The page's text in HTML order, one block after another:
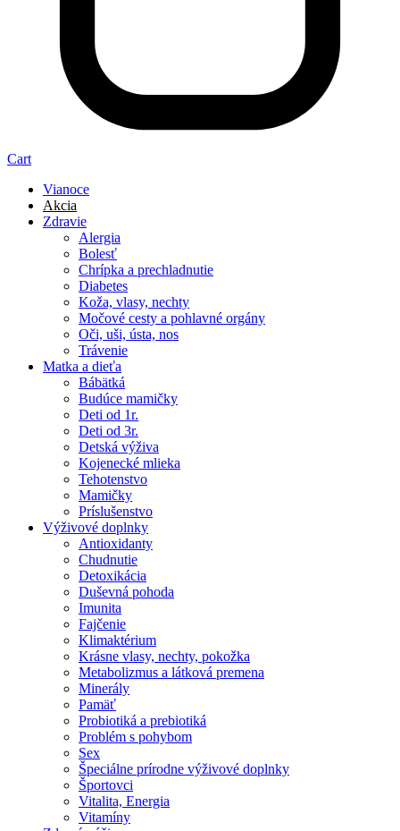
Cart
Vianoce
Akcia
Zdravie
Alergia
Bolesť
Chrípka a prechladnutie
Diabetes
Koža, vlasy, nechty
Močové cesty a pohlavné orgány
Oči, uši, ústa, nos
Trávenie
Matka a dieťa
Bábätká
Budúce mamičky
Deti od 1r.
Deti od 3r.
Detská výživa
Kojenecké mlieka
Tehotenstvo
Mamičky
Príslušenstvo
Výživové doplnky
Antioxidanty
Chudnutie
Detoxikácia
Duševná pohoda
Imunita
Fajčenie
Klimaktérium
Krásne vlasy, nechty, pokožka
Metabolizmus a látková premena
Minerály
Pamäť
Probiotiká a prebiotiká
Problém s pohybom
Sex
Špeciálne prírodne výživové doplnky
Športovci
Vitalita, Energia
Vitamíny